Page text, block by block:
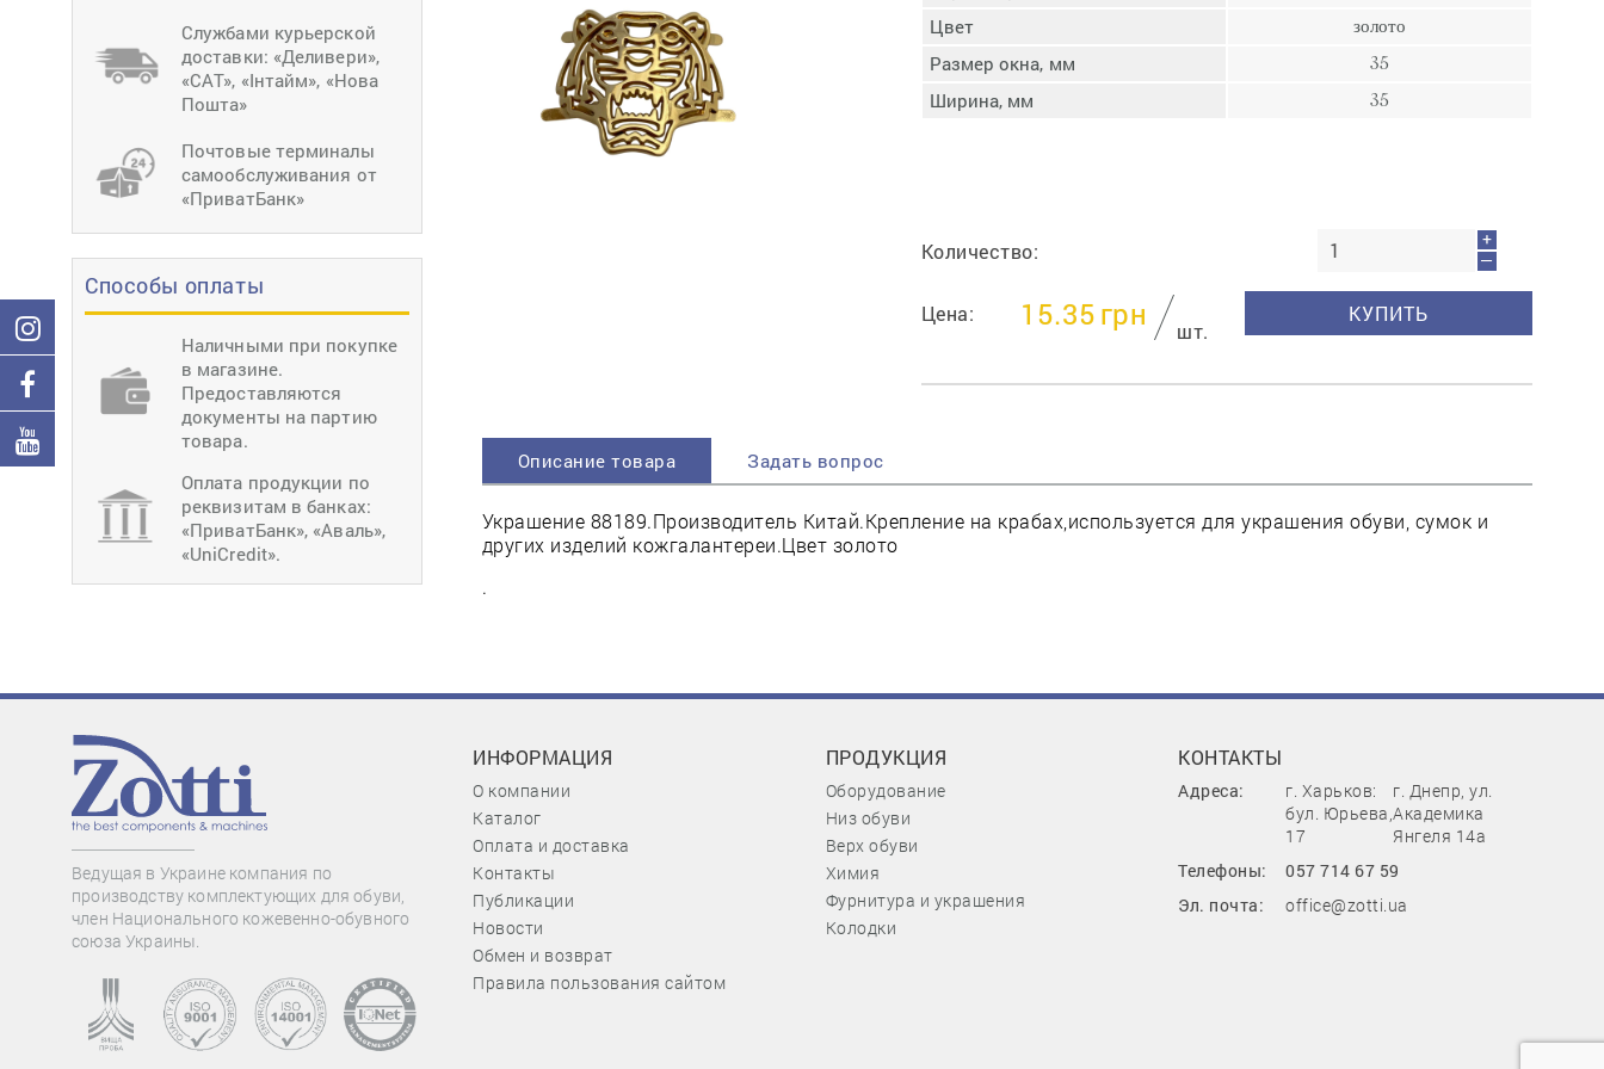
оборудование
Загибка деталей
пучковой части
Увлажнение пятки
Затяжка пяточной
части
Доводка заготовки
пресс
Иглы
Службами курьерской
доставки: «Деливери»,
«САТ», «Інтайм», «Нова
Пошта»
Почтовые терминалы
самообслуживания от
«ПриватБанк»
Способы оплаты
Наличными при покупке
в магазине.
Предоставляются
документы на партию
товара.
Оплата продукции по
реквизитам в банках:
«ПриватБанк», «Аваль»,
«UniCredit».
Цвет золото
Размер окна, мм 35
Ширина, мм 35
Количество:
+
—
Цена: 15.35грн шт.
КУПИТЬ
Описание товара Задать вопрос
Украшение 88189.Производитель Китай.Крепление на крабах,используется для украшения обуви, сумок и
других изделий кожгалантереи.Цвет золото
.
Ведущая в Украине компания по
производству комплектующих для обуви,
член Национального кожевенно-обувного
союза Украины.
ИНФОРМАЦИЯ
О компании
Каталог
Оплата и доставка
Контакты
Публикации
Новости
Обмен и возврат
Правила пользования сайтом
ПРОДУКЦИЯ
Оборудование
Низ обуви
Верх обуви
Химия
Фурнитура и украшения
Колодки
КОНТАКТЫ
Адреса:
г. Харьков:
бул. Юрьева,
17
г. Днепр, ул.
Академика
Янгеля 14а
Телефоны:
057 714 67 59
Эл. почта:
office@zotti.ua